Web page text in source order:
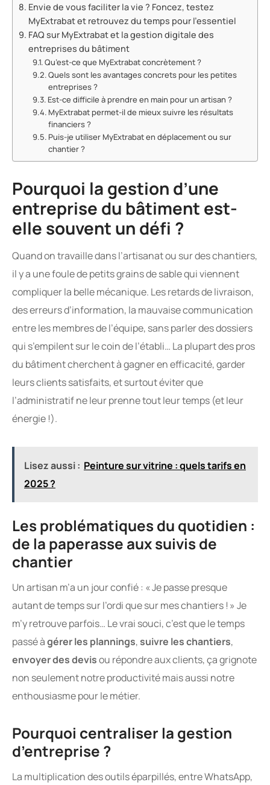
Envie de vous faciliter la vie ? Foncez, testez
MyExtrabat et retrouvez du temps pour l’essentiel
FAQ sur MyExtrabat et la gestion digitale des
entreprises du bâtiment
Qu’est-ce que MyExtrabat concrètement ?
Quels sont les avantages concrets pour les petites
entreprises ?
Est-ce difficile à prendre en main pour un artisan ?
MyExtrabat permet-il de mieux suivre les résultats
financiers ?
Puis-je utiliser MyExtrabat en déplacement ou sur
chantier ?
Pourquoi la gestion d’une
entreprise du bâtiment est-
elle souvent un défi ?
Quand on travaille dans l’artisanat ou sur des chantiers,
il y a une foule de petits grains de sable qui viennent
compliquer la belle mécanique. Les retards de livraison,
des erreurs d’information, la mauvaise communication
entre les membres de l’équipe, sans parler des dossiers
qui s’empilent sur le coin de l’établi… La plupart des pros
du bâtiment cherchent à gagner en efficacité, garder
leurs clients satisfaits, et surtout éviter que
l’administratif ne leur prenne tout leur temps (et leur
énergie !).
Lisez aussi : Peinture sur vitrine : quels tarifs en
2025 ?
Les problématiques du quotidien :
de la paperasse aux suivis de
chantier
Un artisan m’a un jour confié : « Je passe presque
autant de temps sur l’ordi que sur mes chantiers ! » Je
m’y retrouve parfois… Le vrai souci, c’est que le temps
passé àgérer les plannings, suivre les chantiers,
envoyer des devisou répondre aux clients, ça grignote
non seulement notre productivité mais aussi notre
enthousiasme pour le métier.
Pourquoi centraliser la gestion
d’entreprise ?
La multiplication des outils éparpillés, entre WhatsApp,